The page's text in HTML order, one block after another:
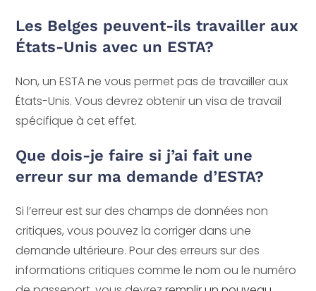
Les Belges peuvent-ils travailler aux
États-Unis avec un ESTA?
Non, un ESTA ne vous permet pas de travailler aux
États-Unis. Vous devrez obtenir un visa de travail
spécifique à cet effet.
Que dois-je faire si j’ai fait une
erreur sur ma demande d’ESTA?
Si l’erreur est sur des champs de données non
critiques, vous pouvez la corriger dans une
demande ultérieure. Pour des erreurs sur des
informations critiques comme le nom ou le numéro